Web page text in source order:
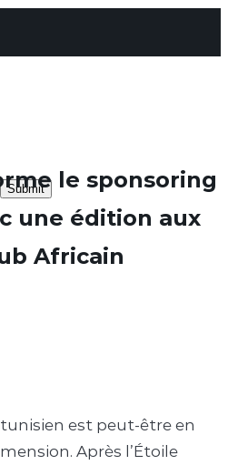
le sponsoring
une édition aux
Africain
est peut-être en
Après l’Étoile